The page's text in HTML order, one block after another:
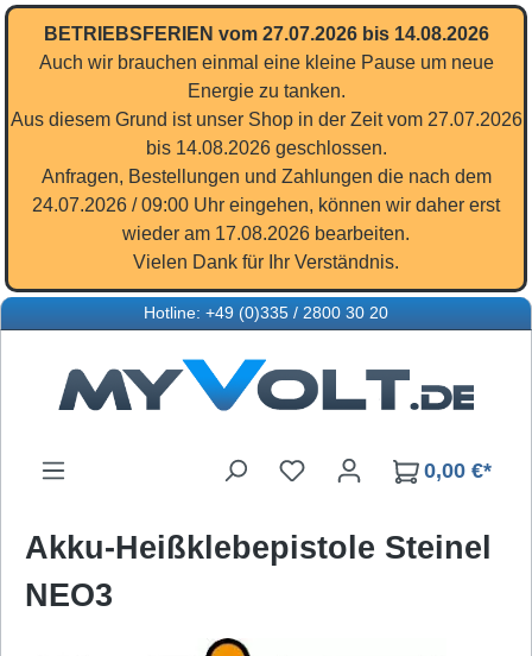
Zum Hauptinhalt springen
BETRIEBSFERIEN vom 27.07.2026 bis 14.08.2026
Auch wir brauchen einmal eine kleine Pause um neue
Energie zu tanken.
Aus diesem Grund ist unser Shop in der Zeit vom 27.07.2026
bis 14.08.2026 geschlossen.
Anfragen, Bestellungen und Zahlungen die nach dem
24.07.2026 / 09:00 Uhr eingehen, können wir daher erst
wieder am 17.08.2026 bearbeiten.
Vielen Dank für Ihr Verständnis.
Hotline: +49 (0)335 / 2800 30 20
Du hast 0 Produkte auf
0,00 €*
Akku-Heißklebepistole Steinel
NEO3